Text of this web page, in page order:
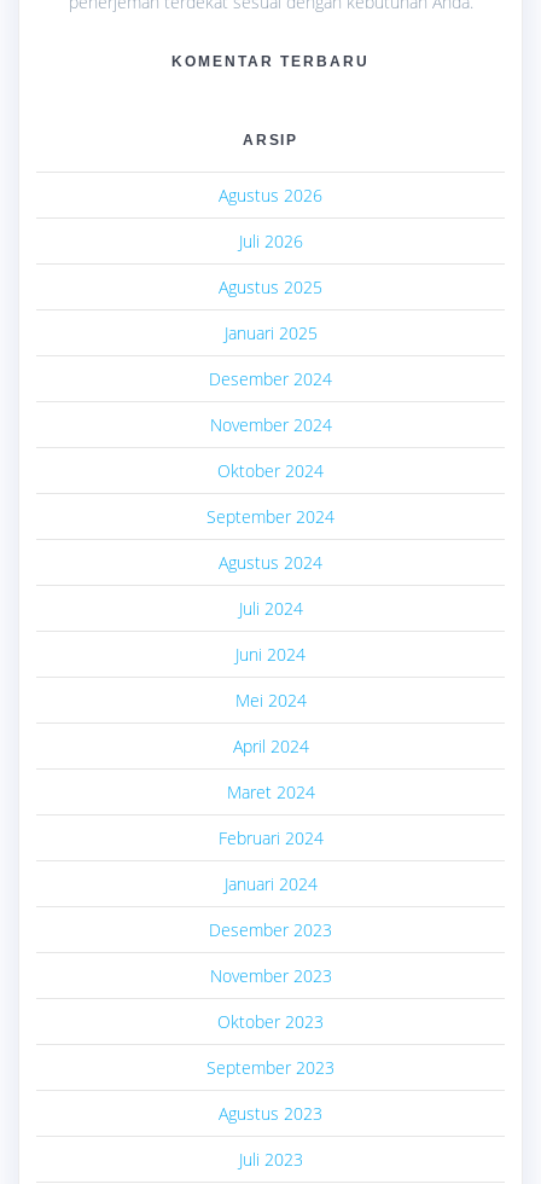
KOMENTAR TERBARU
ARSIP
Agustus 2026
Juli 2026
Agustus 2025
Januari 2025
Desember 2024
November 2024
Oktober 2024
September 2024
Agustus 2024
Juli 2024
Juni 2024
Mei 2024
April 2024
Maret 2024
Februari 2024
Januari 2024
Desember 2023
November 2023
Oktober 2023
September 2023
Agustus 2023
Juli 2023